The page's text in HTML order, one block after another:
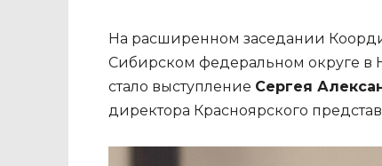
На расширенном заседании
Сибирском федеральном округе в
стало выступление Сергея
директора Красноярского